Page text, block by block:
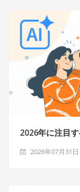
2026年に注目
2026年07月31日